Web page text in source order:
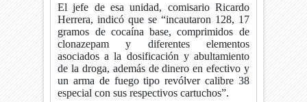
El jefe de esa unidad, comisario Ricardo
Herrera, indicó que se “incautaron 128, 17
gramos de cocaína base, comprimidos de
clonazepam y diferentes elementos
asociados a la dosificación y abultamiento
de la droga, además de dinero en efectivo y
un arma de fuego tipo revólver calibre 38
especial con sus respectivos cartuchos”.